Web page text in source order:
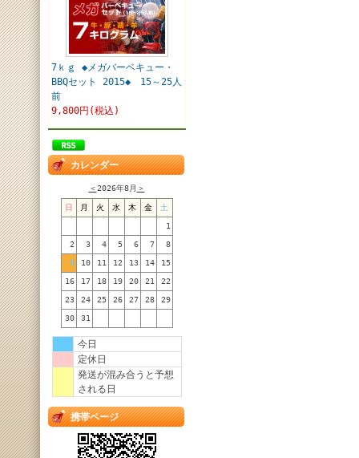
7ｋｇ ◆メガバーベキュー・
BBQセット 2015◆ 15～25人
前
9,800円(税込)
カレンダー
＜2026年8月 ＞
日 月 火 水 木 金 土
1
2 3 4 5 6 7 8
9 10 11 12 13 14 15
16 17 18 19 20 21 22
23 24 25 26 27 28 29
30 31
今日
定休日
発送が混み合うと予想
される日
携帯ページ